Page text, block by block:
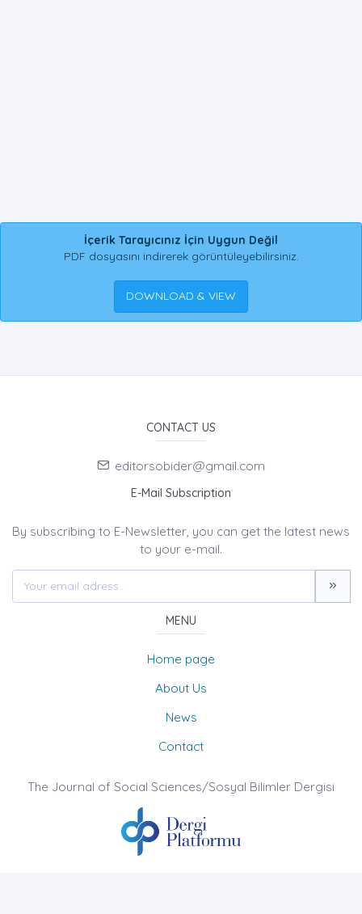
İçerik Tarayıcınız İçin Uygun Değil
PDF dosyasını indirerek görüntüleyebilirsiniz.
DOWNLOAD & VIEW
CONTACT US
editorsobider@gmail.com
E-Mail Subscription
By subscribing to E-Newsletter, you can get the latest news
to your e-mail.
MENU
Home page
About Us
News
Contact
The Journal of Social Sciences/Sosyal Bilimler Dergisi